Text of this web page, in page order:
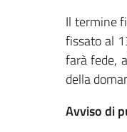
Il termine
fissato al
farà fede,
della
Avviso di